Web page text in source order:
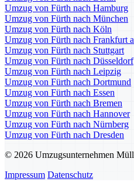
Umzug von Fürth nach Hamburg
Umzug von Fürth nach München
Umzug von Fürth nach Köln
Umzug von Fürth nach Frankfurt
Umzug von Fürth nach Stuttgart
Umzug von Fürth nach Düsseldorf
Umzug von Fürth nach Leipzig
Umzug von Fürth nach Dortmund
Umzug von Fürth nach Essen
Umzug von Fürth nach Bremen
Umzug von Fürth nach Hannover
Umzug von Fürth nach Nürnberg
Umzug von Fürth nach Dresden
© 2026 Umzugsunternehmen
Impressum Datenschutz